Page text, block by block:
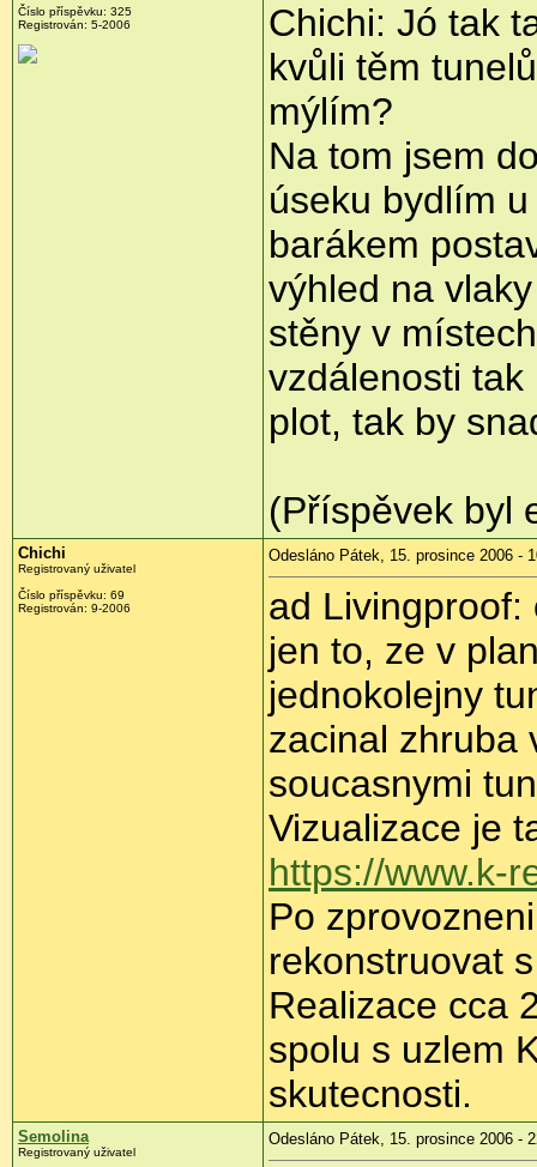
Číslo příspěvku: 325
Registrován: 5-2006
Chichi: Jó tak
kvůli těm
mýlím?
Na tom jsem
úseku bydlím
barákem
výhled na
stěny v
vzdálenosti
plot, tak by
(Příspěvek byl
Chichi
Registrovaný uživatel
Číslo příspěvku: 69
Registrován: 9-2006
Odesláno Pátek, 15. prosince 2006 -
ad Livingproof:
jen to, ze v
jednokolejny
zacinal zhruba
soucasnymi
Vizualizace je
https://www.k-
Po
rekonstruovat
Realizace cca
spolu s uzlem
skutecnosti.
Semolina
Registrovaný uživatel
Odesláno Pátek, 15. prosince 2006 -